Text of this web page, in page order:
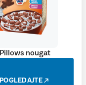
nougat
POGLEDAJTE